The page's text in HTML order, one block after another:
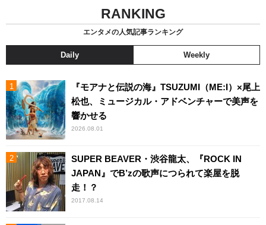
RANKING
エンタメの人気記事ランキング
Daily Weekly
『モアナと伝説の海』TSUZUMI（ME:I）×尾上
松也、ミュージカル・アドベンチャーで美声を
響かせる
2026.08.01
SUPER BEAVER・渋谷龍太、『ROCK IN
JAPAN』でB’zの歌声につられて楽屋を脱
走！？
2017.08.14